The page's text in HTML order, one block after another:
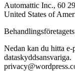
Automattic Inc., 60
United States of
Nedan kan du hitta e-
dataskyddsansvariga.